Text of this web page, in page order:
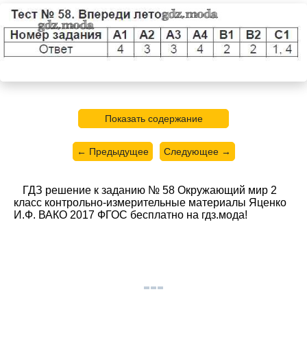
Показать содержание
← Предыдущее Следующее →
ГДЗ решение к заданию № 58 Окружающий мир 2
класс контрольно-измерительные материалы Яценко
И.Ф. ВАКО 2017 ФГОС бесплатно на гдз.мода!